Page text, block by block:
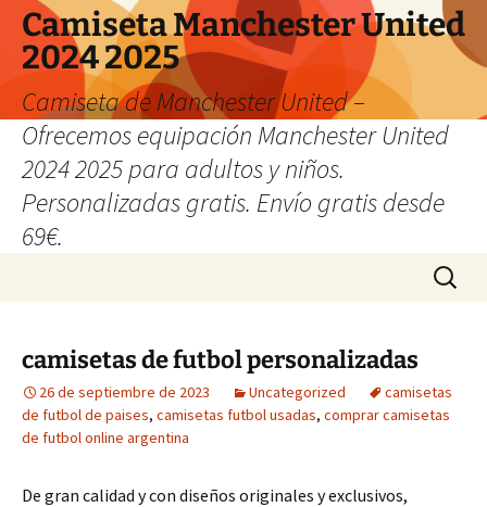
Camiseta Manchester United
2024 2025
Camiseta de Manchester United –
Ofrecemos equipación Manchester United
2024 2025 para adultos y niños.
Personalizadas gratis. Envío gratis desde
69€.
Buscar:
camisetas de futbol personalizadas
26 de septiembre de 2023 Uncategorized
camisetas
de futbol de paises, camisetas futbol usadas, comprar camisetas
de futbol online argentina
De gran calidad y con diseños originales y exclusivos,